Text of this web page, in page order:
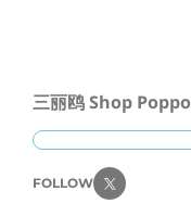
三丽鸥 Shop Poppo
FOLLOW